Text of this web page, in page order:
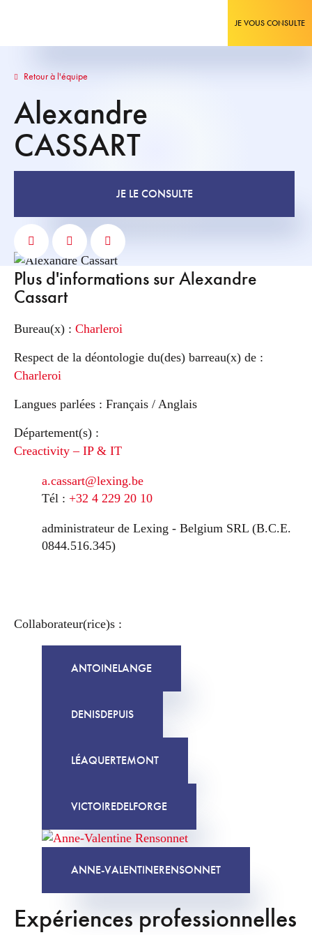
JE VOUS CONSULTE
Retour à l'équipe
Alexandre
CASSART
JE LE CONSULTE
Plus d'informations sur Alexandre
Cassart
Bureau(x) : Charleroi
Respect de la déontologie du(des) barreau(x) de :
Charleroi
Langues parlées : Français / Anglais
Département(s) :
Creactivity – IP & IT
a.cassart@lexing.be
Tél : +32 4 229 20 10
administrateur de Lexing - Belgium SRL (B.C.E.
0844.516.345)
Collaborateur(rice)s :
ANTOINELANGE
DENISDEPUIS
LÉAQUERTEMONT
VICTOIREDELFORGE
ANNE-VALENTINERENSONNET
Expériences professionnelles